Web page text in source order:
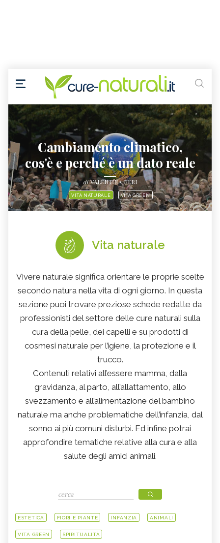
Cambiamento climatico,
cos'è e perché è un dato reale
diVALENTINA NERI
VITA NATURALE VITA GREEN
Vita naturale
Vivere naturale significa orientare le proprie scelte
secondo natura nella vita di ogni giorno. In questa
sezione puoi trovare preziose schede redatte da
professionisti del settore delle cure naturali sulla
cura della pelle, dei capelli e su prodotti di
cosmesi naturale per l’igiene, la protezione e il
trucco.
Contenuti relativi all’essere mamma, dalla
gravidanza, al parto, all’allattamento, allo
svezzamento e all’alimentazione del bambino
naturale ma anche problematiche dell’infanzia, dal
sonno ai più comuni disturbi. Ed infine potrai
approfondire tematiche relative alla cura e alla
salute degli amici animali.
ESTETICA FIORI E PIANTE INFANZIA ANIMALI
VITA GREEN SPIRITUALITÀ